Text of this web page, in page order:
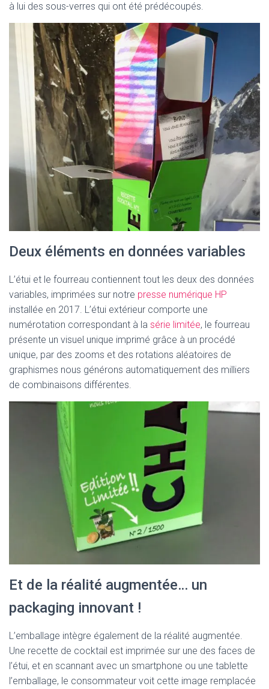
à lui des sous-verres qui ont été prédécoupés.
Deux éléments en données variables
L’étui et le fourreau contiennent tout les deux des données
variables, imprimées sur notre presse numérique HP
installée en 2017. L’étui extérieur comporte une
numérotation correspondant à la série limitée, le fourreau
présente un visuel unique imprimé grâce à un procédé
unique, par des zooms et des rotations aléatoires de
graphismes nous générons automatiquement des milliers
de combinaisons différentes.
Et de la réalité augmentée… un
packaging innovant !
L’emballage intègre également de la réalité augmentée.
Une recette de cocktail est imprimée sur une des faces de
l’étui, et en scannant avec un smartphone ou une tablette
l’emballage, le consommateur voit cette image remplacée